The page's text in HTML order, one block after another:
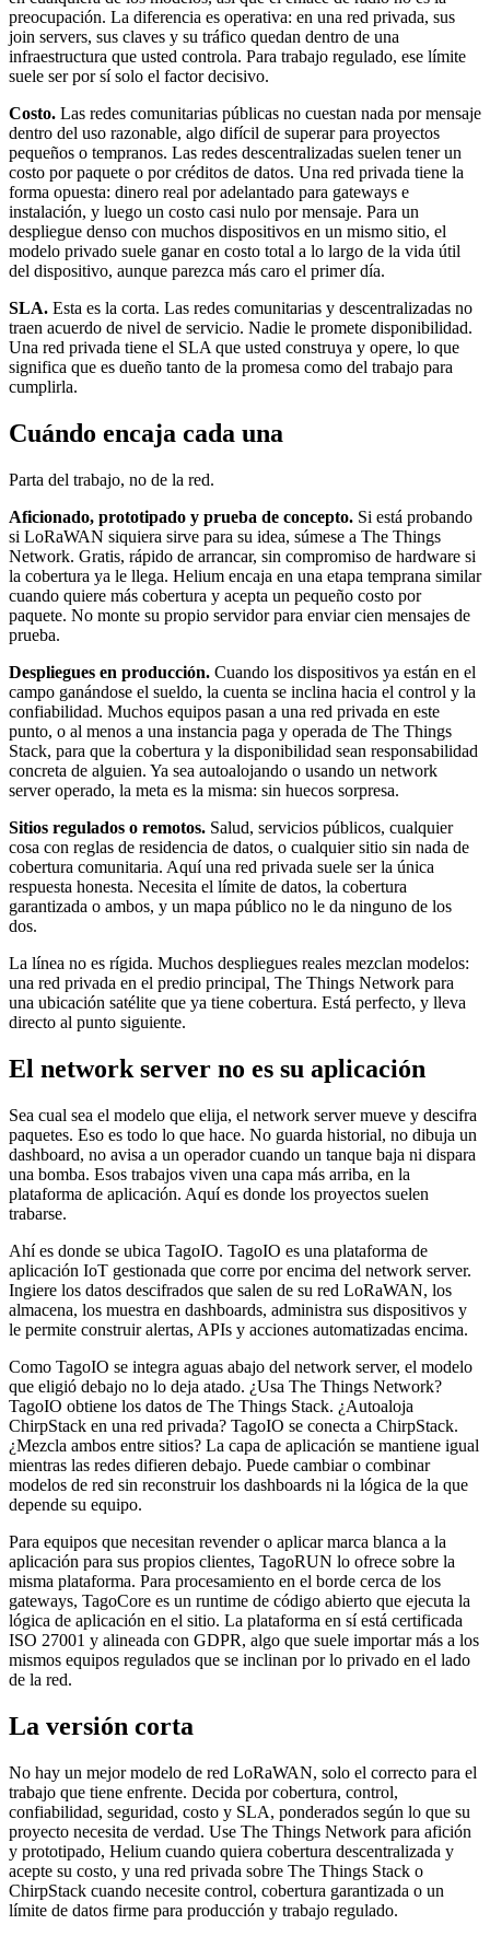
preocupación. La diferencia es operativa: en una red privada, sus
join servers, sus claves y su tráfico quedan dentro de una
infraestructura que usted controla. Para trabajo regulado, ese límite
suele ser por sí solo el factor decisivo.
Costo. Las redes comunitarias públicas no cuestan nada por mensaje
dentro del uso razonable, algo difícil de superar para proyectos
pequeños o tempranos. Las redes descentralizadas suelen tener un
costo por paquete o por créditos de datos. Una red privada tiene la
forma opuesta: dinero real por adelantado para gateways e
instalación, y luego un costo casi nulo por mensaje. Para un
despliegue denso con muchos dispositivos en un mismo sitio, el
modelo privado suele ganar en costo total a lo largo de la vida útil
del dispositivo, aunque parezca más caro el primer día.
SLA. Esta es la corta. Las redes comunitarias y descentralizadas no
traen acuerdo de nivel de servicio. Nadie le promete disponibilidad.
Una red privada tiene el SLA que usted construya y opere, lo que
significa que es dueño tanto de la promesa como del trabajo para
cumplirla.
Cuándo encaja cada una
Parta del trabajo, no de la red.
Aficionado, prototipado y prueba de concepto. Si está probando
si LoRaWAN siquiera sirve para su idea, súmese a The Things
Network. Gratis, rápido de arrancar, sin compromiso de hardware si
la cobertura ya le llega. Helium encaja en una etapa temprana similar
cuando quiere más cobertura y acepta un pequeño costo por
paquete. No monte su propio servidor para enviar cien mensajes de
prueba.
Despliegues en producción. Cuando los dispositivos ya están en el
campo ganándose el sueldo, la cuenta se inclina hacia el control y la
confiabilidad. Muchos equipos pasan a una red privada en este
punto, o al menos a una instancia paga y operada de The Things
Stack, para que la cobertura y la disponibilidad sean responsabilidad
concreta de alguien. Ya sea autoalojando o usando un network
server operado, la meta es la misma: sin huecos sorpresa.
Sitios regulados o remotos. Salud, servicios públicos, cualquier
cosa con reglas de residencia de datos, o cualquier sitio sin nada de
cobertura comunitaria. Aquí una red privada suele ser la única
respuesta honesta. Necesita el límite de datos, la cobertura
garantizada o ambos, y un mapa público no le da ninguno de los
dos.
La línea no es rígida. Muchos despliegues reales mezclan modelos:
una red privada en el predio principal, The Things Network para
una ubicación satélite que ya tiene cobertura. Está perfecto, y lleva
directo al punto siguiente.
El network server no es su aplicación
Sea cual sea el modelo que elija, el network server mueve y descifra
paquetes. Eso es todo lo que hace. No guarda historial, no dibuja un
dashboard, no avisa a un operador cuando un tanque baja ni dispara
una bomba. Esos trabajos viven una capa más arriba, en la
plataforma de aplicación. Aquí es donde los proyectos suelen
trabarse.
Ahí es donde se ubica TagoIO. TagoIO es una plataforma de
aplicación IoT gestionada que corre por encima del network server.
Ingiere los datos descifrados que salen de su red LoRaWAN, los
almacena, los muestra en dashboards, administra sus dispositivos y
le permite construir alertas, APIs y acciones automatizadas encima.
Como TagoIO se integra aguas abajo del network server, el modelo
que eligió debajo no lo deja atado. ¿Usa The Things Network?
TagoIO obtiene los datos de The Things Stack. ¿Autoaloja
ChirpStack en una red privada? TagoIO se conecta a ChirpStack.
¿Mezcla ambos entre sitios? La capa de aplicación se mantiene igual
mientras las redes difieren debajo. Puede cambiar o combinar
modelos de red sin reconstruir los dashboards ni la lógica de la que
depende su equipo.
Para equipos que necesitan revender o aplicar marca blanca a la
aplicación para sus propios clientes, TagoRUN lo ofrece sobre la
misma plataforma. Para procesamiento en el borde cerca de los
gateways, TagoCore es un runtime de código abierto que ejecuta la
lógica de aplicación en el sitio. La plataforma en sí está certificada
ISO 27001 y alineada con GDPR, algo que suele importar más a los
mismos equipos regulados que se inclinan por lo privado en el lado
de la red.
La versión corta
No hay un mejor modelo de red LoRaWAN, solo el correcto para el
trabajo que tiene enfrente. Decida por cobertura, control,
confiabilidad, seguridad, costo y SLA, ponderados según lo que su
proyecto necesita de verdad. Use The Things Network para afición
y prototipado, Helium cuando quiera cobertura descentralizada y
acepte su costo, y una red privada sobre The Things Stack o
ChirpStack cuando necesite control, cobertura garantizada o un
límite de datos firme para producción y trabajo regulado.